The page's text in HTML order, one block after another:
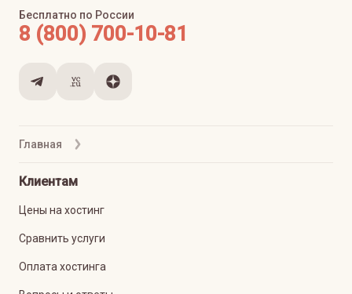
Главная
Бесплатно по России
8 (800) 700-10-81
Клиентам
Цены на хостинг
Сравнить услуги
Оплата хостинга